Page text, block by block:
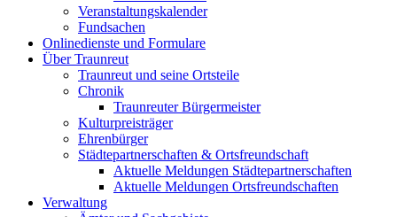
Veranstaltungskalender
Fundsachen
Onlinedienste und Formulare
Über Traunreut
Traunreut und seine Ortsteile
Chronik
Traunreuter Bürgermeister
Kulturpreisträger
Ehrenbürger
Städtepartnerschaften & Ortsfreundschaft
Aktuelle Meldungen Städtepartnerschaften
Aktuelle Meldungen Ortsfreundschaften
Verwaltung